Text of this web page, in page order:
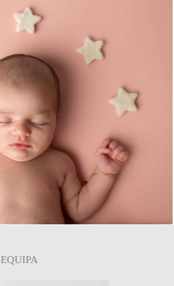
23
EQUIPA